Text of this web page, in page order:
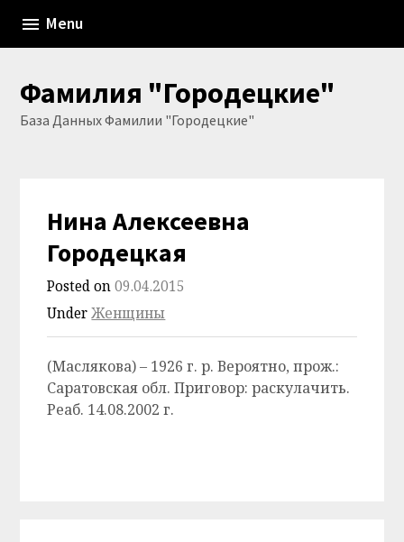
content
Menu
Фамилия "Городецкие"
База Данных Фамилии "Городецкие"
Нина Алексеевна
Городецкая
Posted on09.04.2015
UnderЖенщины
(Маслякова) – 1926 г. р. Вероятно, прож.:
Саратовская обл. Приговор: раскулачить.
Реаб. 14.08.2002 г.